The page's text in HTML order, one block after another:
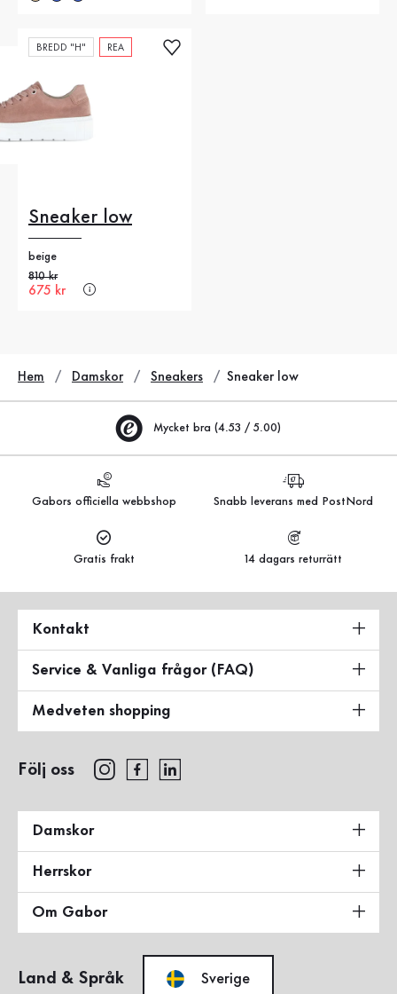
BREDD "H" REA
Sneaker low
beige
Gammalt pris
810 kr
Nytt pris
675 kr
Hem Damskor Sneakers Sneaker low
Mycket bra (4.53 / 5.00)
Gabors officiella webbshop Snabb leverans med PostNord
Gratis frakt 14 dagars returrätt
Kontakt
Service & Vanliga frågor (FAQ)
Medveten shopping
Följ oss
Damskor
Herrskor
Om Gabor
Land & Språk Sverige